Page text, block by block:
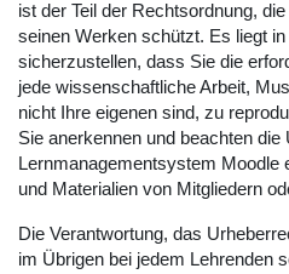
ist der Teil der Rechtsordnung,
seinen Werken schützt. Es liegt
sicherzustellen, dass Sie die
jede wissenschaftliche Arbeit,
nicht Ihre eigenen sind, zu
Sie anerkennen und beachten die
Lernmanagementsystem Moodle
und Materialien von Mitgliedern
Die Verantwortung, das
im Übrigen bei jedem Lehrenden